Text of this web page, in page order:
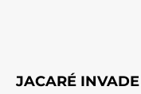
JACARÉ